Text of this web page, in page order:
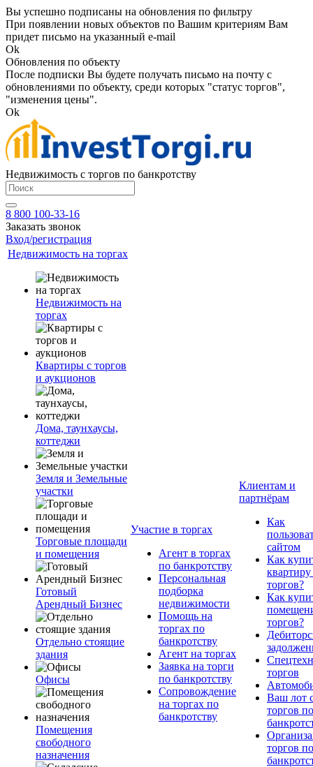
Вы успешно подписаны на обновления по фильтру
При появлении новых объектов по Вашим критериям Вам
придет письмо на указанный e-mail
Ok
Обновления по объекту
После подписки Вы будете получать письмо на почту с
обновлениями по объекту, среди которых "статус торгов",
"изменения цены".
Ok
Недвижимость с торгов по банкротству
8 800 100-33-16
Заказать звонок
Вход/регистрация
Недвижимость на торгах
Недвижимость на
торгах
Квартиры с торгов
и аукционов
Дома, таунхаусы,
коттеджи
Земля и Земельные
участки
Торговые площади
и помещения
Готовый
Арендный Бизнес
Отдельно стоящие
здания
Офисы
Помещения
свободного
назначения
Участие в торгах
Агент в торгах
по банкротству
Персональная
подборка
недвижимости
Помощь на
торгах по
банкротству
Агент на торгах
Заявка на торги
по банкротству
Сопровождение
на торгах по
банкротству
Клиентам и
партнёрам
Как
сайтом
Как
квартиру
торгов?
Как
торгов?
торгов
Ваш лот
торгов по
торгов по